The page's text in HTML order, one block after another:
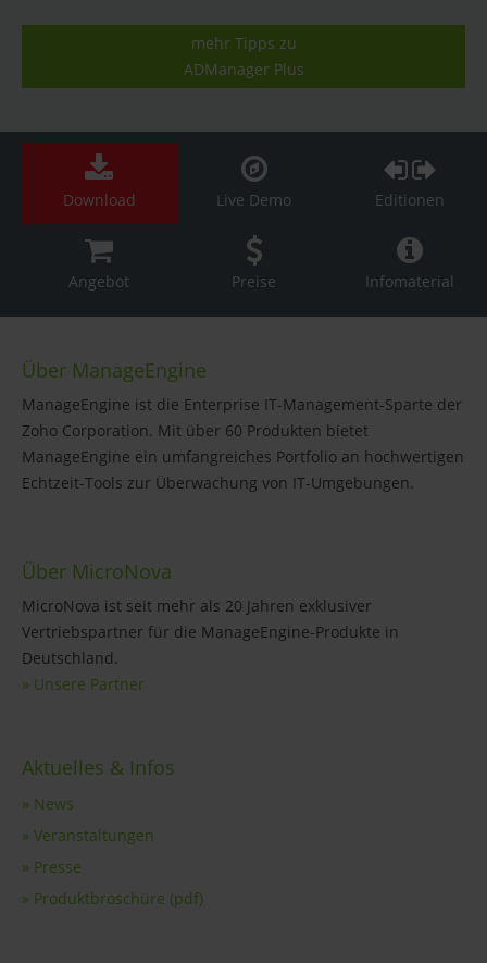
mehr Tipps zu
ADManager Plus
Download Live Demo Editionen
Angebot Preise Infomaterial
Über ManageEngine
ManageEngine ist die Enterprise IT-Management-Sparte der
Zoho Corporation. Mit über 60 Produkten bietet
ManageEngine ein umfangreiches Portfolio an hochwertigen
Echtzeit-Tools zur Überwachung von IT-Umgebungen.
Über MicroNova
MicroNova ist seit mehr als 20 Jahren exklusiver
Vertriebspartner für die ManageEngine-Produkte in
Deutschland.
» Unsere Partner
Aktuelles & Infos
» News
» Veranstaltungen
» Presse
» Produktbroschüre (pdf)